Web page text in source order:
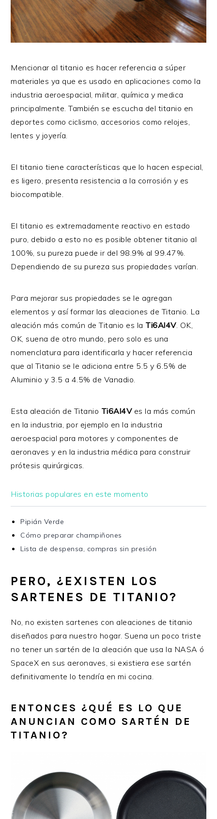
Mencionar al titanio es hacer referencia a súper
materiales ya que es usado en aplicaciones como la
industria aeroespacial, militar, química y medica
principalmente. También se escucha del titanio en
deportes como ciclismo, accesorios como relojes,
lentes y joyería.
El titanio tiene características que lo hacen especial,
es ligero, presenta resistencia a la corrosión y es
biocompatible.
El titanio es extremadamente reactivo en estado
puro, debido a esto no es posible obtener titanio al
100%, su pureza puede ir del 98.9% al 99.47%.
Dependiendo de su pureza sus propiedades varían.
Para mejorar sus propiedades se le agregan
elementos y así formar las aleaciones de Titanio. La
aleación más común de Titanio es la Ti6Al4V. OK,
OK, suena de otro mundo, pero solo es una
nomenclatura para identificarla y hacer referencia
que al Titanio se le adiciona entre 5.5 y 6.5% de
Aluminio y 3.5 a 4.5% de Vanadio.
Esta aleación de Titanio Ti6Al4V es la más común
en la industria, por ejemplo en la industria
aeroespacial para motores y componentes de
aeronaves y en la industria médica para construir
prótesis quirúrgicas.
Historias populares en este momento
Pipián Verde
Cómo preparar champiñones
Lista de despensa, compras sin presión
PERO, ¿EXISTEN LOS
SARTENES DE TITANIO?
No, no existen sartenes con aleaciones de titanio
diseñados para nuestro hogar. Suena un poco triste
no tener un sartén de la aleación que usa la NASA ó
SpaceX en sus aeronaves, si existiera ese sartén
definitivamente lo tendría en mi cocina.
ENTONCES ¿QUÉ ES LO QUE
ANUNCIAN COMO SARTÉN DE
TITANIO?